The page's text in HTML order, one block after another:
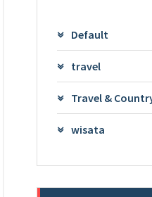
Default
travel
Travel &
wisata